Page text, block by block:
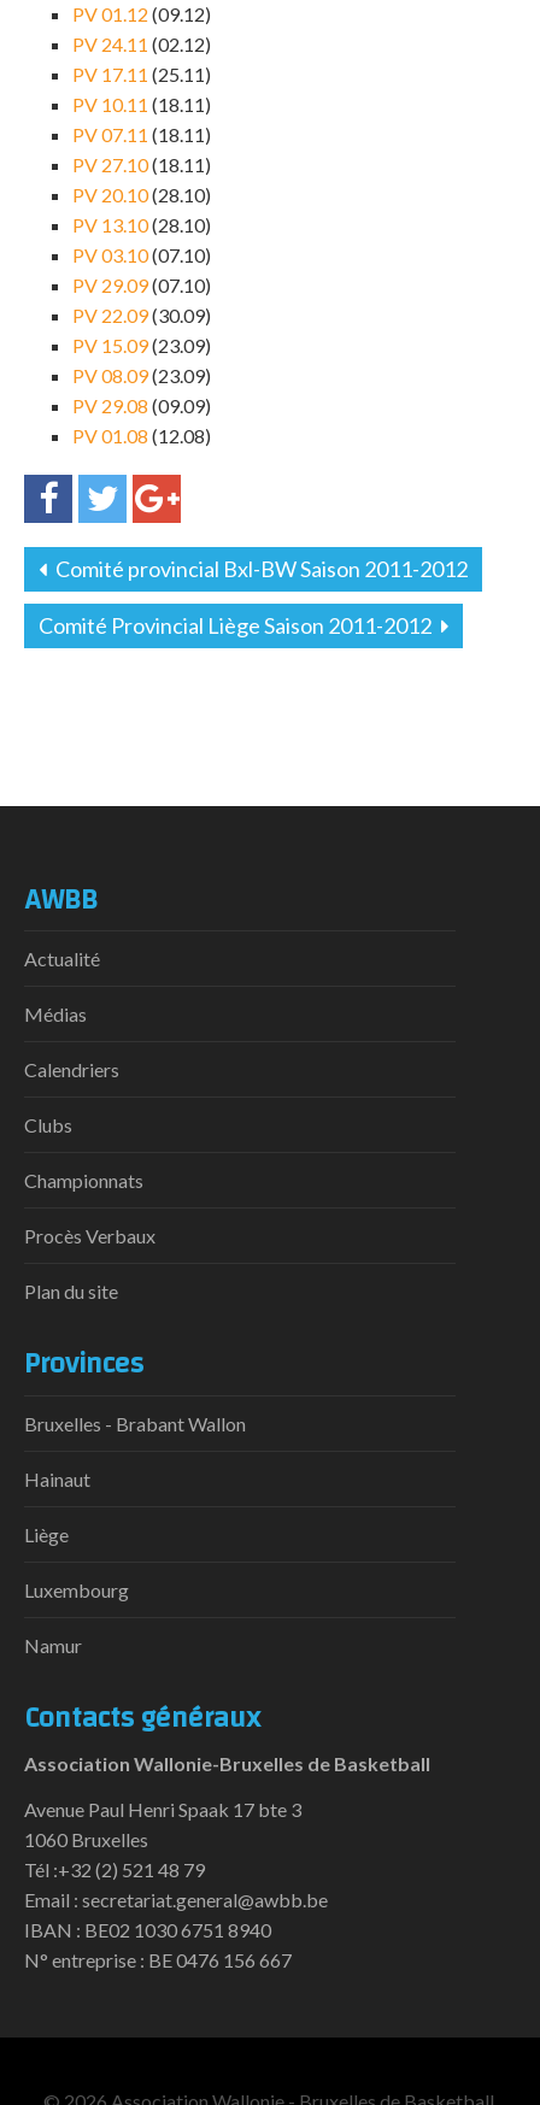
PV 01.12 (09.12)
PV 24.11 (02.12)
PV 17.11 (25.11)
PV 10.11 (18.11)
PV 07.11 (18.11)
PV 27.10(18.11)
PV 20.10(28.10)
PV 13.10(28.10)
PV 03.10(07.10)
PV 29.09(07.10)
PV 22.09(30.09)
PV 15.09(23.09)
PV 08.09(23.09)
PV 29.08 (09.09)
PV 01.08 (12.08)
Comité provincial Bxl-BW Saison 2011-2012
Comité Provincial Liège Saison 2011-2012
AWBB
Actualité
Médias
Calendriers
Clubs
Championnats
Procès Verbaux
Plan du site
Provinces
Bruxelles - Brabant Wallon
Hainaut
Liège
Luxembourg
Namur
Contacts généraux
Association Wallonie-Bruxelles de Basketball
Avenue Paul Henri Spaak 17 bte 3
1060 Bruxelles
Tél :+32 (2) 521 48 79
Email : secretariat.general@awbb.be
IBAN : BE02 1030 6751 8940
N° entreprise : BE 0476 156 667